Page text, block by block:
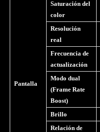
Pantalla
Saturación del
color
Resolución
real
Frecuencia de
actualización
Modo dual
(Frame Rate
Boost)
Brillo
Relación de